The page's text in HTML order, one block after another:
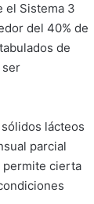
el Sistema 3
del 40% de
de
ser
lácteos
parcial
permite cierta